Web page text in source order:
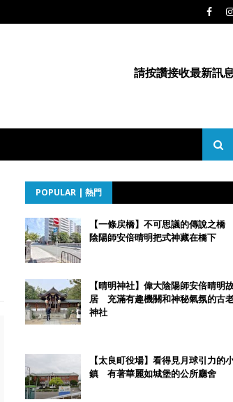
請按讚接收最新訊
POPULAR | 熱門
【一條戻橋】不可思議的傳說之橋
陰陽師安倍晴明把式神藏在橋下
【晴明神社】偉大陰陽師安倍晴明
居 充滿有趣機關和神秘氣氛的古
神社
【太良町役場】看得見月球引力的
鎮 有著華麗如城堡的公所廳舍